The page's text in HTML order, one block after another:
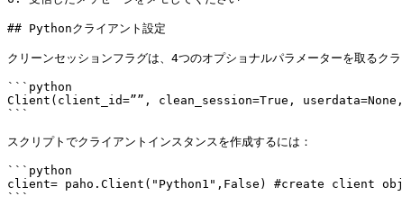
## Pythonクライアント設定
クリーンセッションフラグは、4つのオプショナルパラメーターを取るク
```python
Client(client_id=””, clean_session=True,
```
スクリプトでクライアントインスタンスを作成するには：
```python
client= paho.Client("Python1",False) #create client
```